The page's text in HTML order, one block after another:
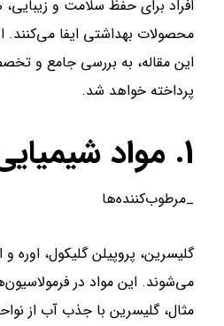
افراد برای حفظ سلامت و
محصولات بهداشتی ایفا می‌کنند.
این مقاله، به بررسی جامع و
پرداخته خواهد شد.
1. مواد شیمیایی فعال در لوازم بهداشتی
_مرطوب‌کننده‌ها
گلیسرین، پروپیلن گلیکول،
می‌شوند. این مواد در
مثال، گلیسرین با جذب آب از